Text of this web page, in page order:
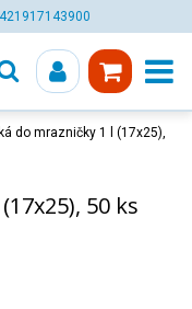
do mrazničky 1 l (17x25),
50 ks